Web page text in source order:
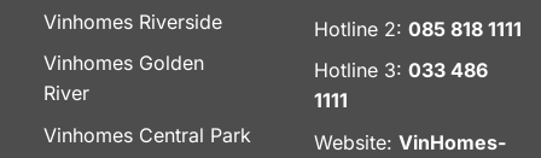
Vinhomes Riverside
Vinhomes Golden
River
Vinhomes Central Park
Hotline 2: 085 818 1111
Hotline 3: 033 486
1111
Website: VinHomes-